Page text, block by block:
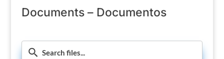
Documents – Documentos